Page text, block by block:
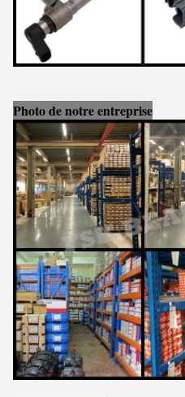
Photo de notre entreprise